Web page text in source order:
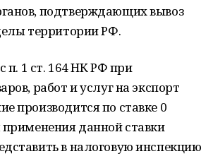
подтверждающих вывоз
территории РФ.
п. 1 ст. 164 НК РФ при
работ и услуг на экспорт
производится по ставке 0
данной ставки
в налоговую инспекцию